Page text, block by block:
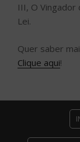
III, O Vingador
Lei.
Quer saber
Clique aqui!